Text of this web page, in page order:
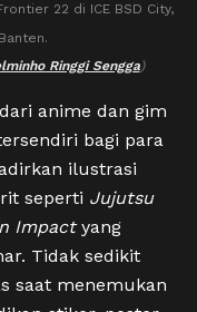
22 di ICE BSD City,
Ringgi Sengga)
anime dan gim
bagi para
ilustrasi
seperti Jujutsu
Impactyang
Tidak sedikit
saat menemukan